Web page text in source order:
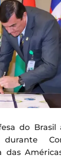
do Brasil
das